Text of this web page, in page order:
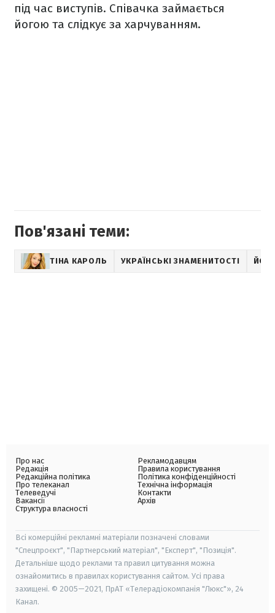
під час виступів. Співачка займається
йогою та слідкує за харчуванням.
Пов'язані теми:
ТІНА КАРОЛЬ УКРАЇНСЬКІ ЗНАМЕНИТОСТІ
Про нас
Редакція
Редакційна політика
Про телеканал
Телеведучі
Вакансії
Структура власності
Рекламодавцям
Правила користування
Політика конфіденційності
Технічна інформація
Контакти
Архів
Всі комерційні рекламні матеріали позначені словами
"Спецпроєкт", "Партнерський матеріал", "Експерт", "Позиція".
Детальніше щодо реклами та правил цитування можна
ознайомитись в правилах користування сайтом. Усі права
захищені. © 2005—2021, ПрАТ «Телерадіокомпанія "Люкс"», 24
Канал.